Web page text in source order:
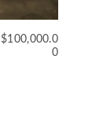
$100,000.0
0